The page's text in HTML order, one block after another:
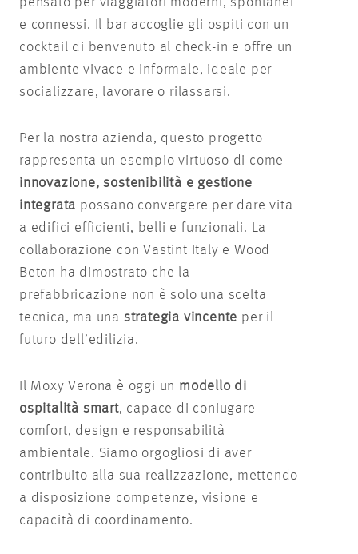
e connessi. Il bar accoglie gli ospiti con un
cocktail di benvenuto al check-in e offre un
ambiente vivace e informale, ideale per
socializzare, lavorare o rilassarsi.
Per la nostra azienda, questo progetto
rappresenta un esempio virtuoso di come
innovazione, sostenibilità e gestione
integrata possano convergere per dare vita
a edifici efficienti, belli e funzionali. La
collaborazione con Vastint Italy e Wood
Beton ha dimostrato che la
prefabbricazione non è solo una scelta
tecnica, ma una strategia vincente per il
futuro dell’edilizia.
Il Moxy Verona è oggi un modello di
ospitalità smart, capace di coniugare
comfort, design e responsabilità
ambientale. Siamo orgogliosi di aver
contribuito alla sua realizzazione, mettendo
a disposizione competenze, visione e
capacità di coordinamento.